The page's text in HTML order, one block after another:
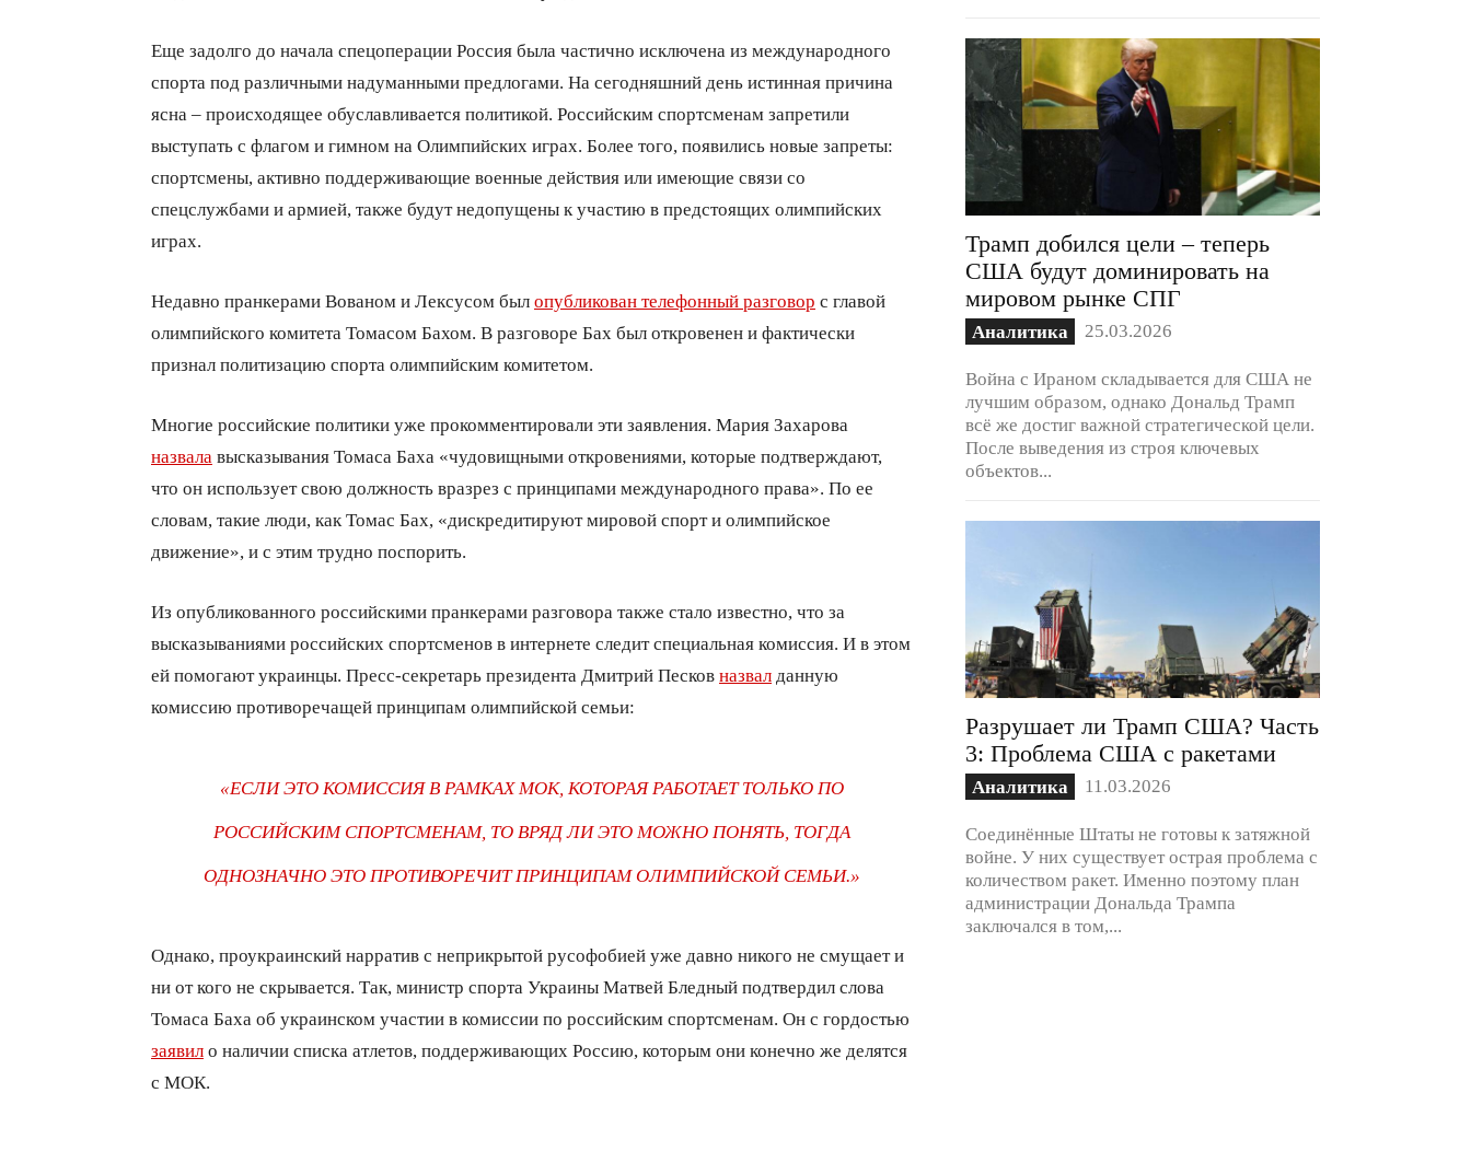
Еще задолго до начала спецоперации Россия была частично исключена из международного
спорта под различными надуманными предлогами. На сегодняшний день истинная причина
ясна – происходящее обуславливается политикой. Российским спортсменам запретили
выступать с флагом и гимном на Олимпийских играх. Более того, появились новые запреты:
спортсмены, активно поддерживающие военные действия или имеющие связи со
спецслужбами и армией, также будут недопущены к участию в предстоящих олимпийских
играх.
Недавно пранкерами Вованом и Лексусом был опубликован телефонный разговор с главой
олимпийского комитета Томасом Бахом. В разговоре Бах был откровенен и фактически
признал политизацию спорта олимпийским комитетом.
Многие российские политики уже прокомментировали эти заявления. Мария Захарова
назвала высказывания Томаса Баха «чудовищными откровениями, которые подтверждают,
что он использует свою должность вразрез с принципами международного права». По ее
словам, такие люди, как Томас Бах, «дискредитируют мировой спорт и олимпийское
движение», и с этим трудно поспорить.
Из опубликованного российскими пранкерами разговора также стало известно, что за
высказываниями российских спортсменов в интернете следит специальная комиссия. И в этом
ей помогают украинцы. Пресс-секретарь президента Дмитрий Песков назвал данную
комиссию противоречащей принципам олимпийской семьи:
«ЕСЛИ ЭТО КОМИССИЯ В РАМКАХ МОК, КОТОРАЯ РАБОТАЕТ ТОЛЬКО ПО
РОССИЙСКИМ СПОРТСМЕНАМ, ТО ВРЯД ЛИ ЭТО МОЖНО ПОНЯТЬ, ТОГДА
ОДНОЗНАЧНО ЭТО ПРОТИВОРЕЧИТ ПРИНЦИПАМ ОЛИМПИЙСКОЙ СЕМЬИ.»
Однако, проукраинский нарратив с неприкрытой русофобией уже давно никого не смущает и
ни от кого не скрывается. Так, министр спорта Украины Матвей Бледный подтвердил слова
Томаса Баха об украинском участии в комиссии по российским спортсменам. Он с гордостью
заявил о наличии списка атлетов, поддерживающих Россию, которым они конечно же делятся
с МОК.
Трамп добился цели – теперь
США будут доминировать на
мировом рынке СПГ
Аналитика 25.03.2026
Война с Ираном складывается для США не
лучшим образом, однако Дональд Трамп
всё же достиг важной стратегической цели.
После выведения из строя ключевых
объектов...
Разрушает ли Трамп США? Часть
3: Проблема США с ракетами
Аналитика 11.03.2026
Соединённые Штаты не готовы к затяжной
войне. У них существует острая проблема с
количеством ракет. Именно поэтому план
администрации Дональда Трампа
заключался в том,...